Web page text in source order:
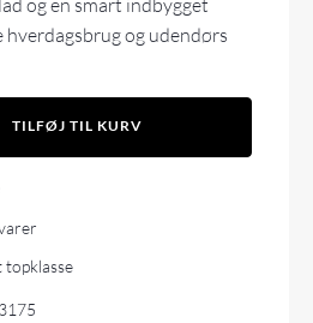
og en smart indbygget
og udendørs
TILFØJ TIL KURV
topklasse